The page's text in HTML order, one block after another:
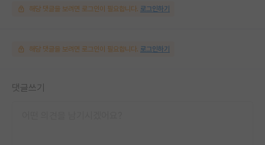
해당 댓글을 보려면 로그인이 필요합니다. 로그인하기
해당 댓글을 보려면 로그인이 필요합니다. 로그인하기
댓글쓰기